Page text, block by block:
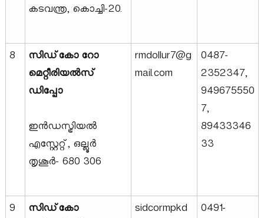
കടവന്ത്ര, കൊച്ചി-20.
8
സിഡ്‌കോ റോ
മെറ്റീരിയൽസ്
ഡിപ്പോ
ഇൻഡസ്ട്രിയൽ
എസ്റ്റേറ്റ്, ഒല്ലൂർ
തൃശൂർ- 680 306
rmdollur7@g
mail.com
0487-
2352347,
949675550
7,
89433346
33
9
സിഡ്‌കോ
sidcormpkd
0491-